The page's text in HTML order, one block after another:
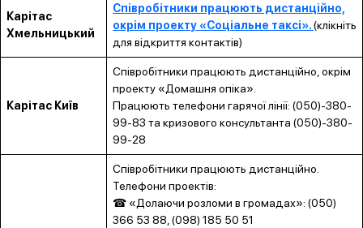
Карітас
Хмельницький
Співробітники працюють дистанційно,
окрім проекту «Соціальне таксі».(клікніть
для відкриття контактів)
Карітас Київ
Співробітники працюють дистанційно, окрім
проекту «Домашня опіка».
Працюють телефони гарячої лінії: (050)-380-
99-83 та кризового консультанта (050)-380-
99-28
Співробітники працюють дистанційно.
Телефони проектів:
☎ «Долаючи розломи в громадах»: (050)
366 53 88, (098) 185 50 51